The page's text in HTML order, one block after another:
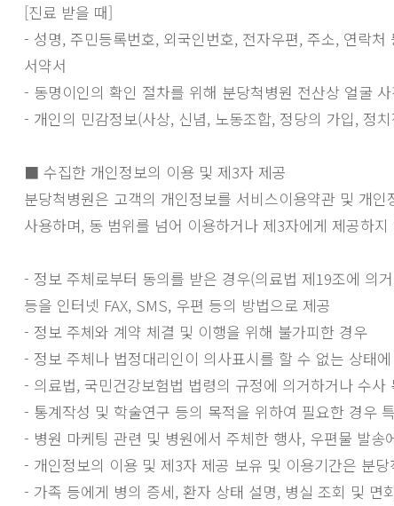
[진료 받을 때]
- 성명, 주민등록번호, 외국인번호, 전자우편, 주소, 연락
서약서
- 동명이인의 확인 절차를 위해 분당척병원 전산상 얼굴
- 개인의 민감정보(사상, 신념, 노동조합, 정당의 가입, 정
■ 수집한 개인정보의 이용 및 제3자 제공
분당척병원은 고객의 개인정보를 서비스이용약관 및 개
사용하며, 동 범위를 넘어 이용하거나 제3자에게 제공하
- 정보 주체로부터 동의를 받은 경우(의료법 제19조에 의
등을 인터넷 FAX, SMS, 우편 등의 방법으로 제공
- 정보 주체와 계약 체결 및 이행을 위해 불가피한 경우
- 정보 주체나 법정대리인이 의사표시를 할 수 없는 상태
- 의료법, 국민건강보험법 법령의 규정에 의거하거나 수
- 통계작성 및 학술연구 등의 목적을 위하여 필요한 경우
- 병원 마케팅 관련 및 병원에서 주체한 행사, 우편물 발
- 개인정보의 이용 및 제3자 제공 보유 및 이용기간은 분
- 가족 등에게 병의 증세, 환자 상태 설명, 병실 조회 및